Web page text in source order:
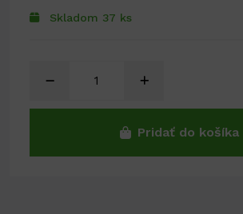
Skladom 37 ks
Pridať do košíka